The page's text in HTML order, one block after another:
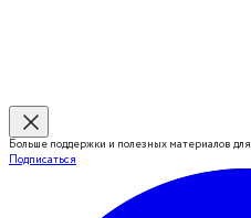
Больше поддержки и полезных материалов
Подписаться